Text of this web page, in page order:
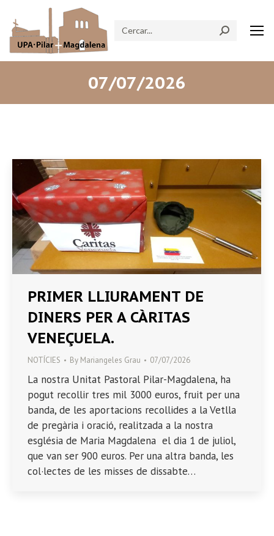
Search:
07/07/2026
PRIMER LLIURAMENT DE
DINERS PER A CÀRITAS
VENEÇUELA.
NOTÍCIES By Mariangeles Grau 07/07/2026
La nostra Unitat Pastoral Pilar-Magdalena, ha
pogut recollir tres mil 3000 euros, fruit per una
banda, de les aportacions recollides a la Vetlla
de pregària i oració, realitzada a la nostra
església de Maria Magdalena el dia 1 de juliol,
que van ser 900 euros. Per una altra banda, les
col·lectes de les misses de dissabte…